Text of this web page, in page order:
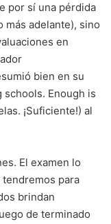
por sí una pérdida
adelante), sino
en
bien en su
schools. Enough is
¡Suficiente!) al
El examen lo
para
brindan
de terminado